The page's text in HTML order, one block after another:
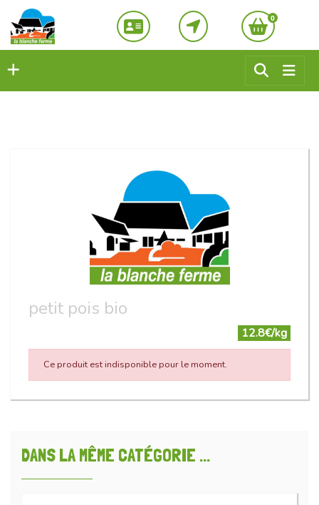
0
petit pois bio
12.8€/kg
Ce produit est indisponible pour le moment.
DANS LA MÊME CATÉGORIE ...